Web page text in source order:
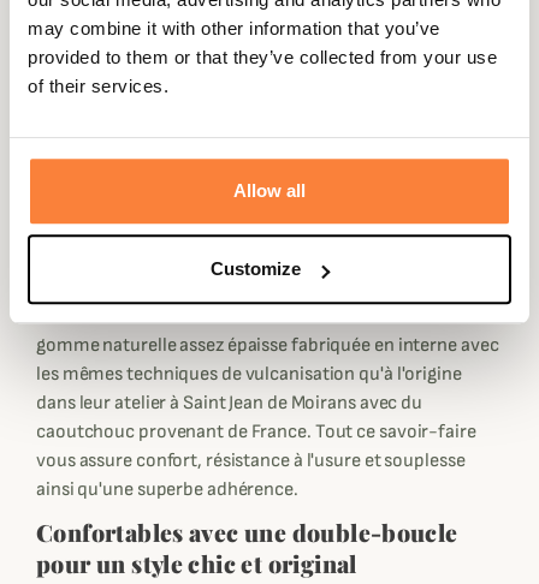
may combine it with other information that you’ve
provided to them or that they’ve collected from your use
of their services.
Allow all
Customize
naturelle fait main
Pour la confection de ses chaussures William, Paraboot
semelle est cousue à l'aide de "petits points" à la tige
grâce à une bande de cuir souple pour un rendu
extrêmement résistant et souple. Grâce à cette
technique de montage, vos William sont imperméables
Ces derbies en cuir sont réalisées sur une semelle en
gomme naturelle assez épaisse fabriquée en interne avec
les mêmes techniques de vulcanisation qu'à l'origine
dans leur atelier à Saint Jean de Moirans avec du
caoutchouc provenant de France. Tout ce savoir-faire
vous assure confort, résistance à l'usure et souplesse
ainsi qu'une superbe adhérence.
Confortables avec une double-boucle
pour un style chic et original